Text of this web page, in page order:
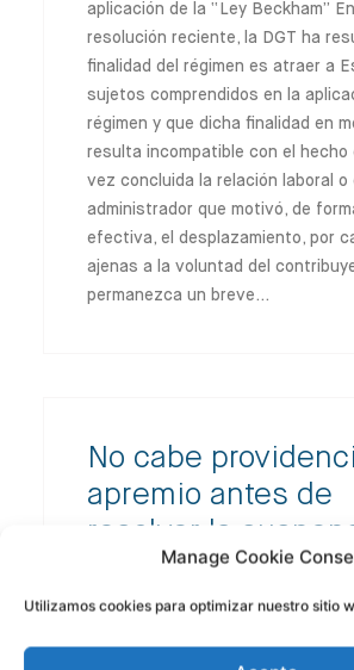
Manage Cookie
Utilizamos cookies para optimizar nuestro sitio
aplicación de la “Ley Beckham”
resolución reciente, la DGT ha
finalidad del régimen es atraer a
sujetos comprendidos en la
régimen y que dicha finalidad en
resulta incompatible con el hecho
vez concluida la relación laboral o
administrador que motivó, de
efectiva, el desplazamiento, por
ajenas a la voluntad del
permanezca un breve…
No cabe
apremio antes de
resolver la
resolver la suspensión En este
contribuyente interpone una